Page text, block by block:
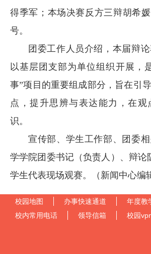
得季军；本场决赛反方三辩胡希
号。
团委工作人员介绍，本届辩论
以基层团支部为单位组织开展，
事”项目的重要组成部分，旨在引
点，提升思辨与表达能力，在观
识。
宣传部、学生工作部、团委
学学院团委书记（负责人）、辩论
学生代表现场观赛。（新闻中心编
校园地图 办事快速通道
年度教
校内常用电话
领导信箱 校园